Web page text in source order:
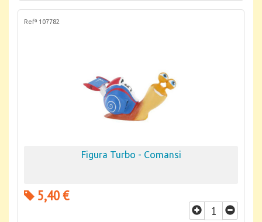
Refª 107782
Figura Turbo - Comansi
5,40 €